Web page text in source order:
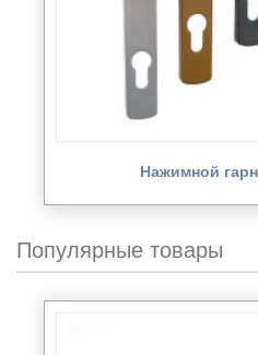
Нажимной
Популярные товары